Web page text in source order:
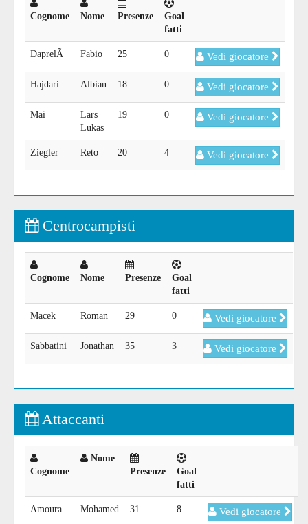
Cognome Nome Presenze
Goal
fatti
DaprelÃ Fabio 25 0 Vedi giocatore
Hajdari Albian 18 0 Vedi giocatore
Mai
Lars
Lukas
19 0 Vedi giocatore
Ziegler Reto 20 4 Vedi giocatore
Centrocampisti
Cognome Nome Presenze
Goal
fatti
Macek Roman 29 0 Vedi giocatore
Sabbatini Jonathan 35 3 Vedi giocatore
Attaccanti
Cognome
Nome
Presenze
Goal
fatti
Amoura Mohamed 31 8 Vedi giocatore